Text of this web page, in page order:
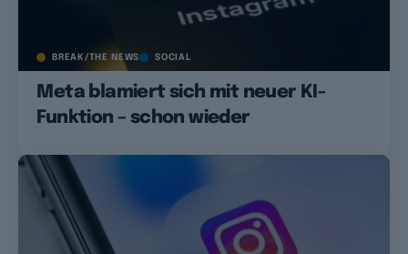
BREAK/THE NEWS SOCIAL
Meta blamiert sich mit neuer KI-
Funktion – schon wieder